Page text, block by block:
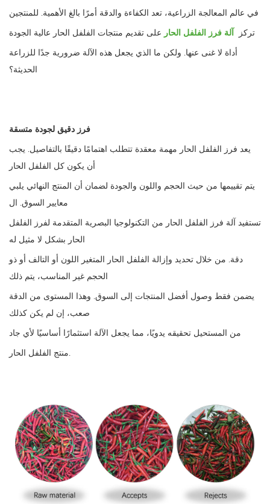
في عالم المعالجة الزراعية، تعد الكفاءة والدقة أمرًا بالغ الأهمية. للمنتجين
تركزآلة فرز الفلفل الحارعلى تقديم منتجات الفلفل الحار عالية الجودة
أداة لا غنى عنها. ولكن ما الذي يجعل هذه الآلة ضرورية جدًا للزراعة
الحديثة؟
فرز دقيق لجودة متسقة
يعد فرز الفلفل الحار مهمة معقدة تتطلب اهتمامًا دقيقًا بالتفاصيل. يجب
يتم تقييمها من حيث الحجم واللون والجودة لضمان أن المنتج النهائي يلبي
تستفيد آلة فرز الفلفل الحار من التكنولوجيا البصرية المتقدمة لفرز الفلفل
دقة. من خلال تحديد وإزالة الفلفل الحار المتغير اللون أو التالف أو ذو
يضمن فقط وصول أفضل المنتجات إلى السوق. وهذا المستوى من الدقة
منتج الفلفل الحار.